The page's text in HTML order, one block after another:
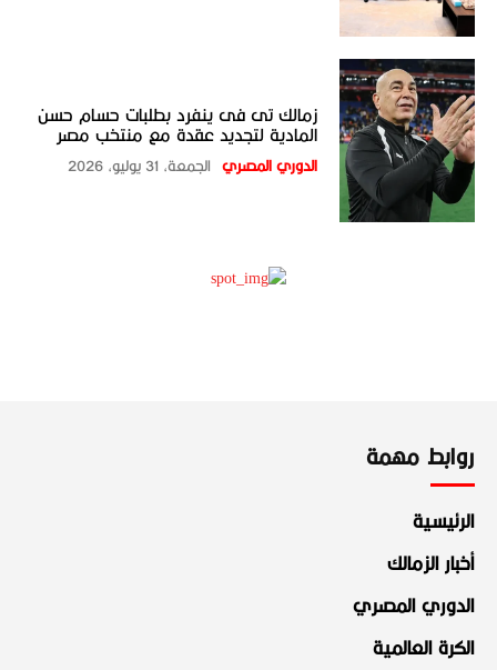
زمالك تى فى ينفرد بطلبات حسام حسن
المادية لتجديد عقدة مع منتخب مصر
الدوري المصري الجمعة، 31 يوليو، 2026
روابط مهمة
الرئيسية
أخبار الزمالك
الدوري المصري
الكرة العالمية